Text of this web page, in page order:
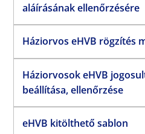
aláírásának ellenőrzésére
Háziorvos eHVB rögzítés
Háziorvosok eHVB
beállítása, ellenőrzése
eHVB kitölthető sablon